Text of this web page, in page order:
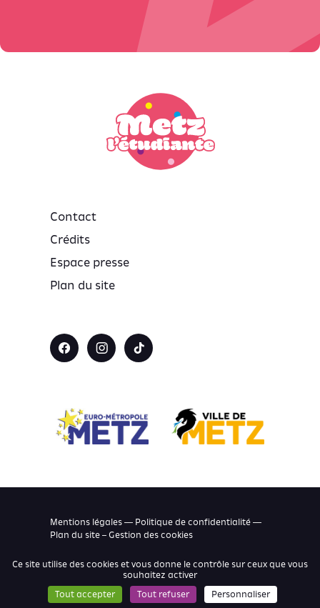
Ce site utilise des cookies et vous donne le contrôle sur ceux que vous
souhaitez activer
Tout accepter
Tout refuser Personnaliser
Contact
Crédits
Espace presse
Plan du site
Mentions légales — Politique de confidentialité —
Plan du site – Gestion des cookies